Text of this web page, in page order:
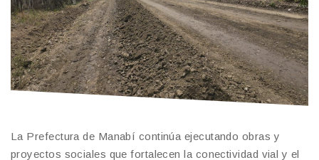
La Prefectura de Manabí continúa ejecutando obras y
proyectos sociales que fortalecen la conectividad vial y el